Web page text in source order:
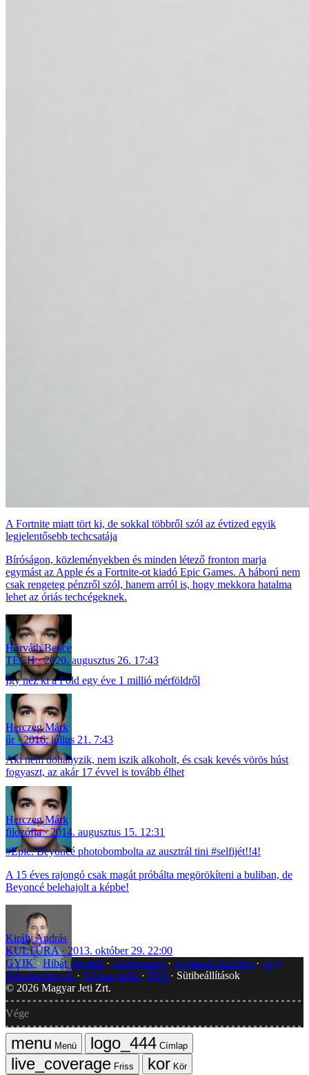
A Fortnite miatt tört ki, de sokkal többről szól az évtized egyik
legjelentősebb techcsatája
Bíróságon, közleményekben és minden létező fronton marja
egymást az Apple és a Fortnite-ot kiadó Epic Games. A háború nem
csak rengeteg pénzről szól, hanem arról is, hogy mekkora hatalma
lehet az óriás techcégeknek.
Horváth Bence
TECH
2020. augusztus 26. 17:43
Így néz ki a Föld egy éve 1 millió mérföldről
Herczeg Márk
űr
2016. július 21. 7:43
Aki nem dohányzik, nem iszik alkoholt, és csak kevés vörös húst
fogyaszt, az akár 17 évvel is tovább élhet
Herczeg Márk
filozófia
2014. augusztus 15. 12:31
#Epic: Beyoncé photobombolta az ausztrál tini #selfijét!!4!
A 15 éves rajongó csak magát próbálta megörökíteni a buliban, de
Beyoncé belehajolt a képbe!
Király András
KULTÚRA
2013. október 29. 22:00
GYIK Hibát jelentek Impresszum Javítások kezelése
Jogi
dokumentumok
Médiaajánlat RSS
Sütibeállítások
© 2026 Magyar Jeti Zrt.
Vége
Menü
Címlap
Friss
Kör